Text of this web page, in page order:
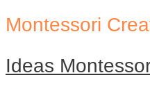
Montessori
Ideas